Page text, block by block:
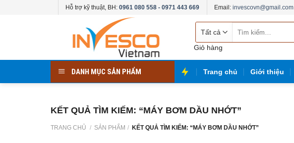
Hỗ trợ kỹ thuật, BH: 0961 080 558 - 0971 443 669 Email: invescovn@gmail.com
danh
mục
kiếm:
Giỏ hàng
DANH MỤC SẢN PHẨM Trang chủ Giới thiệu
KẾT QUẢ TÌM KIẾM: “MÁY BƠM DẦU NHỚT”
TRANG CHỦ / SẢN PHẨM / KẾT QUẢ TÌM KIẾM: “MÁY BƠM DẦU NHỚT”